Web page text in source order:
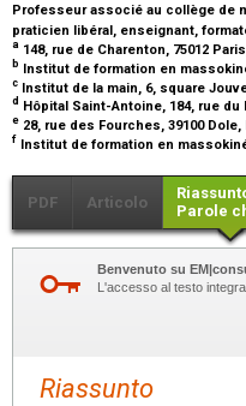
Professeur associé au collège de
praticien libéral, enseignant,
a 148, rue de Charenton, 75012
b Institut de formation en
c Institut de la main, 6, square
d Hôpital Saint-Antoine, 184, rue
e 28, rue des Fourches, 39100 Dole,
f Institut de formation en
PDF Articolo
Parole
Benvenuto su
L'accesso al testo
Riassunto